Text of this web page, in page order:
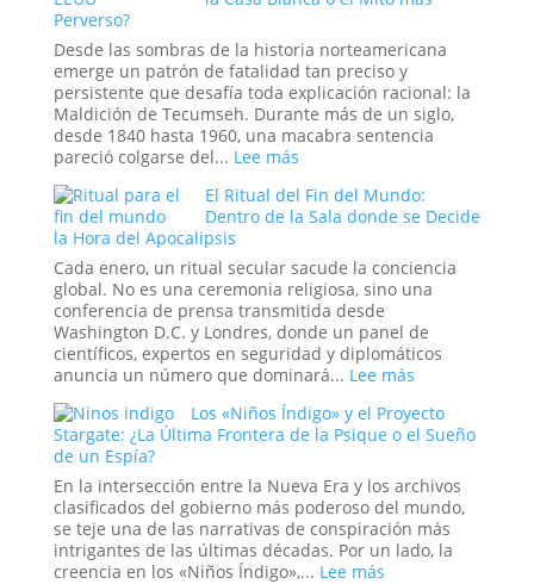
a
la
Nueva
Era
Sueño:
La
Pesadilla
Digital
que
se
Hizo
Pasar
por
Historia
Perverso?
Desde las sombras de la historia norteamericana
emerge un patrón de fatalidad tan preciso y
persistente que desafía toda explicación racional: la
Maldición de Tecumseh. Durante más de un siglo,
desde 1840 hasta 1960, una macabra sentencia
pareció colgarse del... Lee más:
Maldición
de
¿La
Estadística
más
Espeluznante
de
la
Blanca
o
Mito
más
Perverso?
El Ritual del Fin del Mundo:
Dentro de la Sala donde se Decide
la Hora del Apocalipsis
Cada enero, un ritual secular sacude la conciencia
global. No es una ceremonia religiosa, sino una
conferencia de prensa transmitida desde
Washington D.C. y Londres, donde un panel de
científicos, expertos en seguridad y diplomáticos
anuncia un número que dominará... Lee más:
Ritual
del
del
Mundo:
Dentro
de
Los «Niños Índigo» y el Proyecto
Stargate: ¿La Última Frontera de la Psique o el Sueño
de un Espía?
En la intersección entre la Nueva Era y los archivos
clasificados del gobierno más poderoso del mundo,
se teje una de las narrativas de conspiración más
intrigantes de las últimas décadas. Por un lado, la
creencia en los «Niños Índigo»,... Lee más: